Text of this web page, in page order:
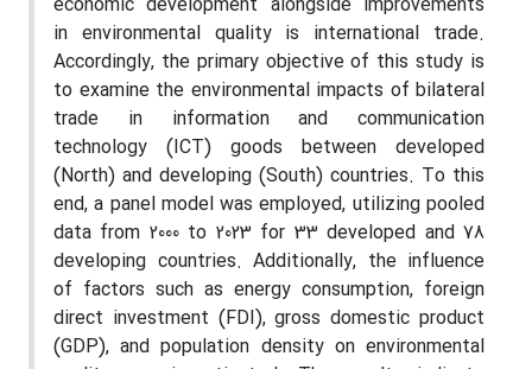
in environmental quality is international trade.
Accordingly, the primary objective of this study is
to examine the environmental impacts of bilateral
trade in information and communication
technology (ICT) goods between developed
(North) and developing (South) countries. To this
end, a panel model was employed, utilizing pooled
data from 2000 to 2023 for 33 developed and 78
developing countries. Additionally, the influence
of factors such as energy consumption, foreign
direct investment (FDI), gross domestic product
(GDP), and population density on environmental